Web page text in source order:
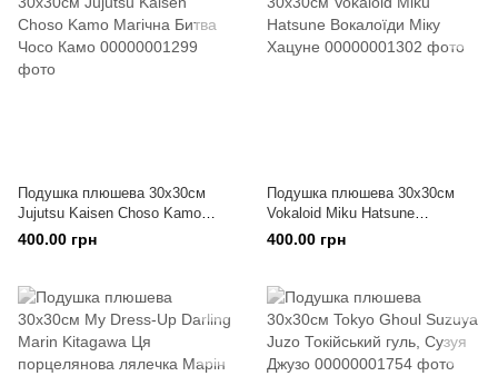
Подушка плюшева 30х30см
Jujutsu Kaisen Choso Kamo
Магічна Битва Чосо Камо
400.00 грн
Подушка плюшева 30х30см
Vokaloid Miku Hatsune
Вокалоїди Міку Хацуне
400.00 грн